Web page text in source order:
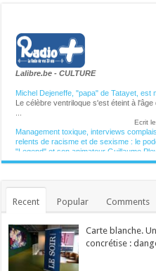
Lalibre.be - CULTURE
Michel Dejeneffe, "papa" de Tatayet, est
Le célèbre ventriloque s'est éteint à l'âge
Ecrit
Management toxique, interviews
relents de racisme et de sexisme : le
"Legend" et son animateur Guillaume
plus d'un titre. Une success-story qui fait
nombreuses critiques en ce moment. ...
Ecrit
Britney Spears: William Orbit est mort
Le producteur britannique
Orbit, notamment connu pour son travail
"Ray of Light" de Madonna et "13" de
décédé à l'âge de 69 ans, ont annoncé
Recent Popular Comments
Carte blanche.
concrétise :